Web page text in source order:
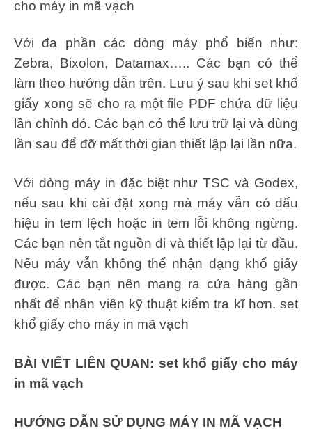
cho máy in mã vạch
Với đa phần các dòng máy phổ biến như:
Zebra, Bixolon, Datamax….. Các bạn có thể
làm theo hướng dẫn trên. Lưu ý sau khi set khổ
giấy xong sẽ cho ra một file PDF chứa dữ liệu
lần chỉnh đó. Các bạn có thể lưu trữ lại và dùng
lần sau để đỡ mất thời gian thiết lập lại lần nữa.
Với dòng máy in đặc biệt như TSC và Godex,
nếu sau khi cài đặt xong mà máy vẫn có dấu
hiệu in tem lệch hoặc in tem lỗi không ngừng.
Các bạn nên tắt nguồn đi và thiết lập lại từ đầu.
Nếu máy vẫn không thể nhận dạng khổ giấy
được. Các bạn nên mang ra cửa hàng gần
nhất để nhân viên kỹ thuật kiểm tra kĩ hơn. set
khổ giấy cho máy in mã vạch
BÀI VIẾT LIÊN QUAN: set khổ giấy cho máy
in mã vạch
HƯỚNG DẪN SỬ DỤNG MÁY IN MÃ VẠCH